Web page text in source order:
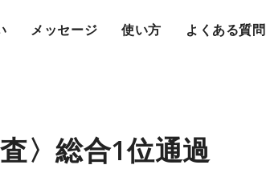
メッセージ 使い方 よくある質問
〉総合1位通過